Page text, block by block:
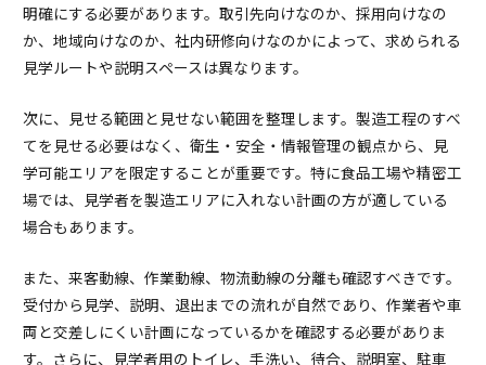
明確にする必要があります。取引先向けなのか、採用向けなの
か、地域向けなのか、社内研修向けなのかによって、求められる
見学ルートや説明スペースは異なります。
次に、見せる範囲と見せない範囲を整理します。製造工程のすべ
てを見せる必要はなく、衛生・安全・情報管理の観点から、見
学可能エリアを限定することが重要です。特に食品工場や精密工
場では、見学者を製造エリアに入れない計画の方が適している
場合もあります。
また、来客動線、作業動線、物流動線の分離も確認すべきです。
受付から見学、説明、退出までの流れが自然であり、作業者や車
両と交差しにくい計画になっているかを確認する必要がありま
す。さらに、見学者用のトイレ、手洗い、待合、説明室、駐車